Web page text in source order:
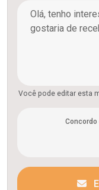
Você pode editar esta